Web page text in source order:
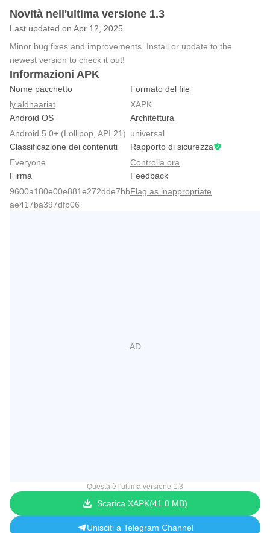
Novità nell'ultima versione 1.3
Last updated on Apr 12, 2025
Minor bug fixes and improvements. Install or update to the
newest version to check it out!
Informazioni APK
Nome pacchetto
ly.aldhaariat
Formato del file
XAPK
Android OS
Android 5.0+ (Lollipop, API 21)
Architettura
universal
Classificazione dei contenuti
Everyone
Rapporto di sicurezza
Controlla ora
Firma
9600a180e00e881e272dde7bb
ae417ba397dfb06
Feedback
Flag as inappropriate
Questa è l'ultima versione 1.3
Scarica XAPK 41.0 MB
Unisciti a Telegram Channel